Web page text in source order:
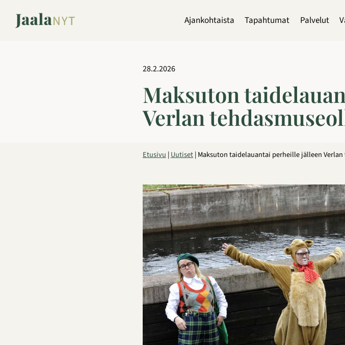
sisältöön
Ajankohtaista Tapahtumat Palvelut
28.2.2026
Maksuton
Verlan
Etusivu|Uutiset|Maksuton taidelauantai perheille jälleen